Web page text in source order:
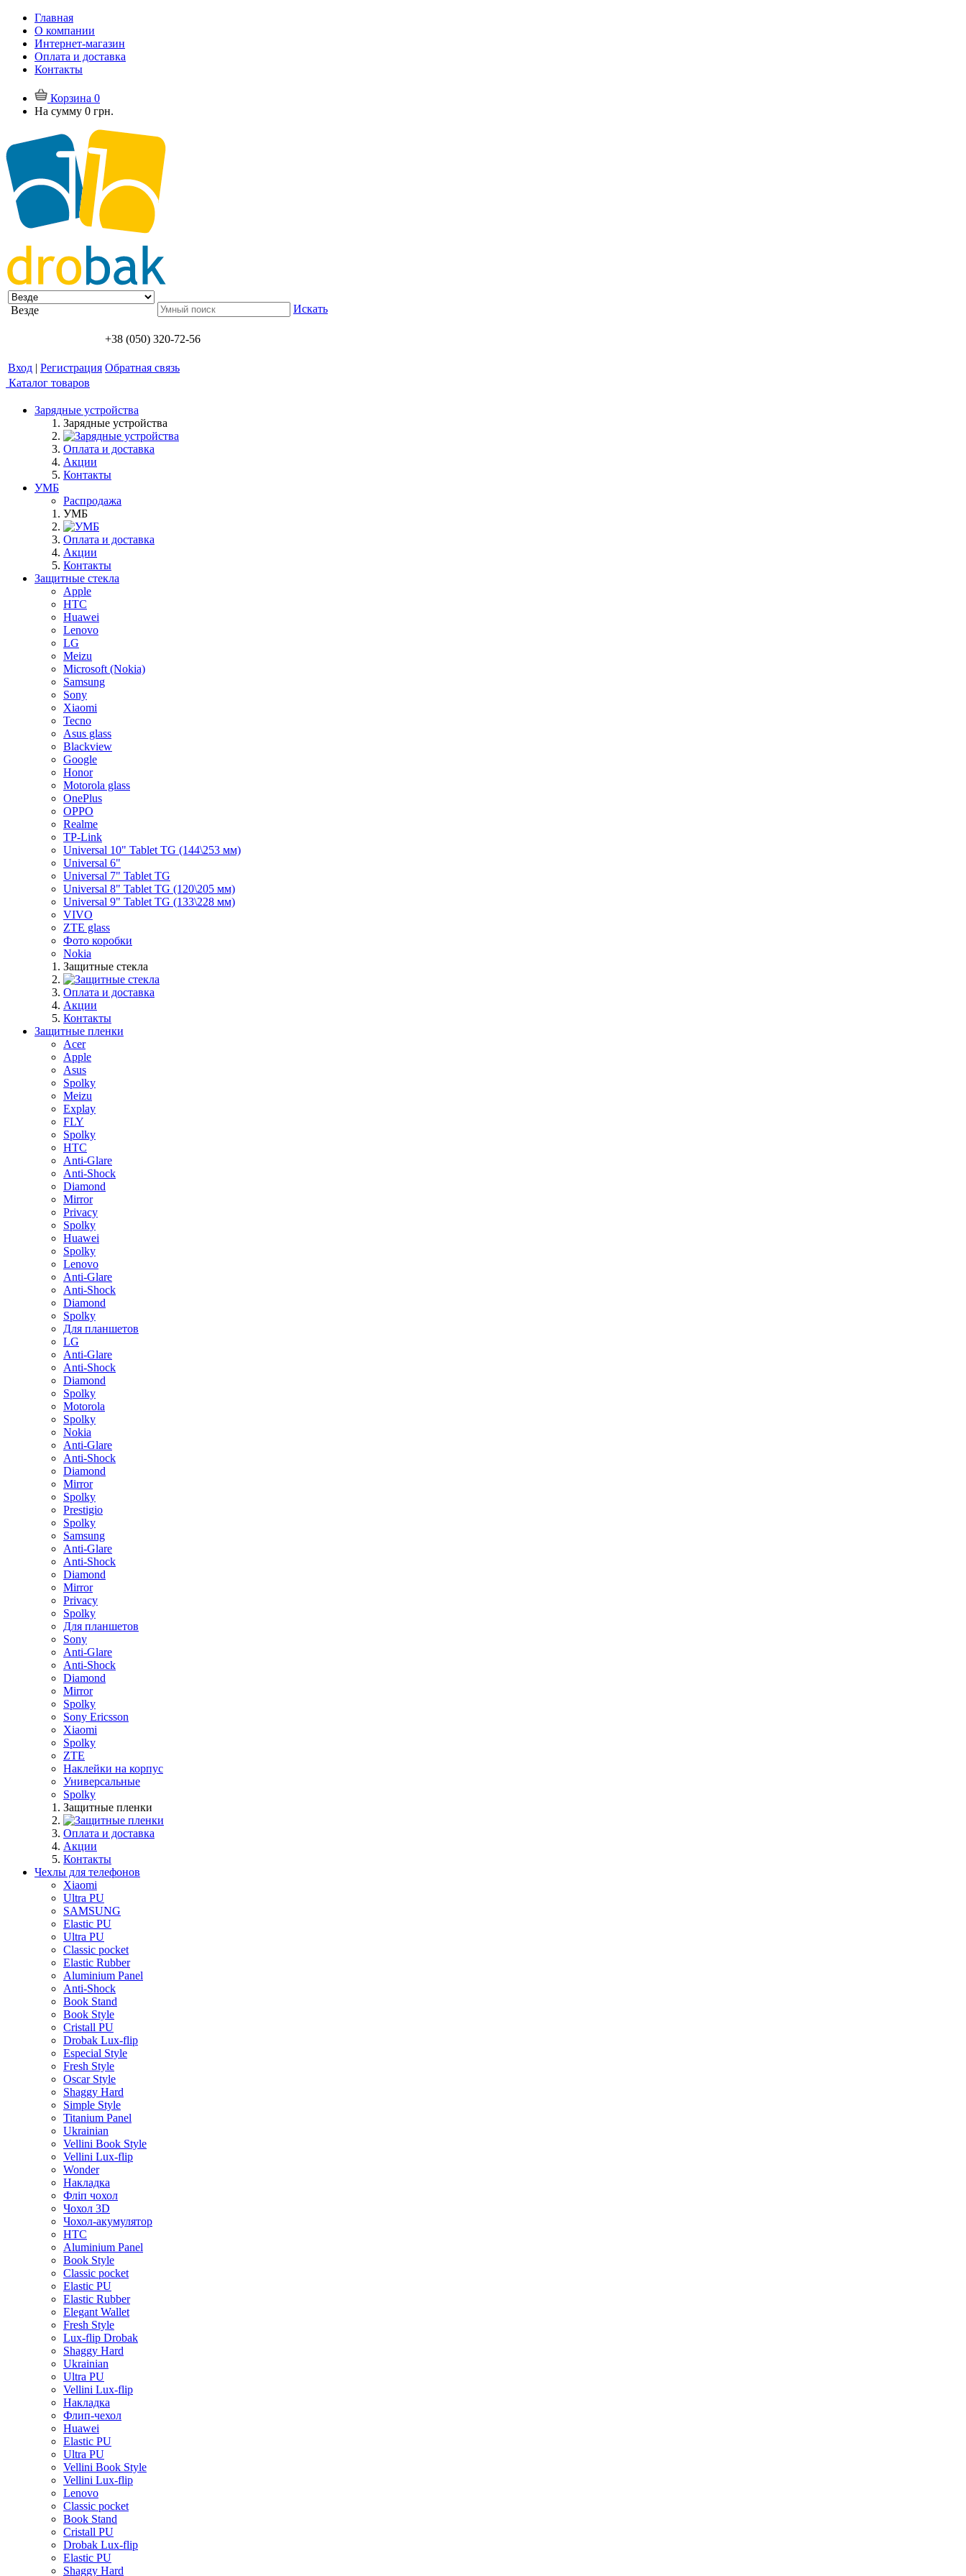
Главная
О компании
Интернет-магазин
Оплата и доставка
Контакты
Корзина 0
На сумму 0 грн.
Везде Искать
+38 (050) 320-72-56
Вход | Регистрация Обратная связь
Каталог товаров
Зарядные устройства
Зарядные устройства
Оплата и доставка
Акции
Контакты
УМБ
Распродажа
УМБ
Оплата и доставка
Акции
Контакты
Защитные стекла
Apple
HTC
Huawei
Lenovo
LG
Meizu
Microsoft (Nokia)
Samsung
Sony
Xiaomi
Tecno
Asus glass
Blackview
Google
Honor
Motorola glass
OnePlus
OPPO
Realme
TP-Link
Universal 10" Tablet TG (144\253 мм)
Universal 6"
Universal 7" Tablet TG
Universal 8" Tablet TG (120\205 мм)
Universal 9" Tablet TG (133\228 мм)
VIVO
ZTE glass
Фото коробки
Nokia
Защитные стекла
Оплата и доставка
Акции
Контакты
Защитные пленки
Acer
Apple
Asus
Spolky
Meizu
Explay
FLY
Spolky
HTC
Anti-Glare
Anti-Shock
Diamond
Mirror
Privacy
Spolky
Huawei
Spolky
Lenovo
Anti-Glare
Anti-Shock
Diamond
Spolky
Для планшетов
LG
Anti-Glare
Anti-Shock
Diamond
Spolky
Motorola
Spolky
Nokia
Anti-Glare
Anti-Shock
Diamond
Mirror
Spolky
Prestigio
Spolky
Samsung
Anti-Glare
Anti-Shock
Diamond
Mirror
Privacy
Spolky
Для планшетов
Sony
Anti-Glare
Anti-Shock
Diamond
Mirror
Spolky
Sony Ericsson
Xiaomi
Spolky
ZTE
Наклейки на корпус
Универсальные
Spolky
Защитные пленки
Оплата и доставка
Акции
Контакты
Чехлы для телефонов
Xiaomi
Ultra PU
SAMSUNG
Elastic PU
Ultra PU
Classic pocket
Elastic Rubber
Aluminium Panel
Anti-Shock
Book Stand
Book Style
Cristall PU
Drobak Lux-flip
Especial Style
Fresh Style
Oscar Style
Shaggy Hard
Simple Style
Titanium Panel
Ukrainian
Vellini Book Style
Vellini Lux-flip
Wonder
Накладка
Фліп чохол
Чохол 3D
Чохол-акумулятор
HTC
Aluminium Panel
Book Style
Classic pocket
Elastic PU
Elastic Rubber
Elegant Wallet
Fresh Style
Lux-flip Drobak
Shaggy Hard
Ukrainian
Ultra PU
Vellini Lux-flip
Накладка
Флип-чехол
Huawei
Elastic PU
Ultra PU
Vellini Book Style
Vellini Lux-flip
Lenovo
Classic pocket
Book Stand
Cristall PU
Drobak Lux-flip
Elastic PU
Shaggy Hard